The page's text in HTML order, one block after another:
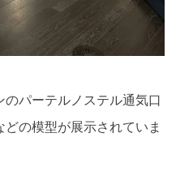
パーテルノステル通気口
の模型が展示されていま